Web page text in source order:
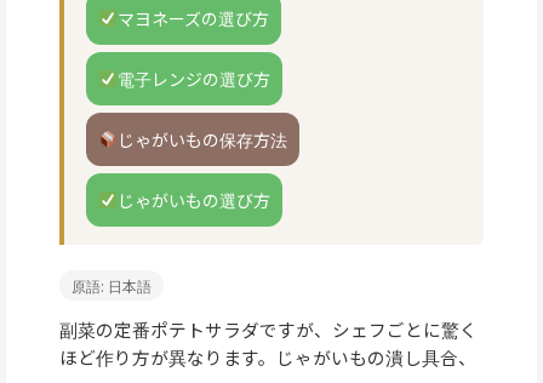
マヨネーズの選び方
電子レンジの選び方
じゃがいもの保存方法
じゃがいもの選び方
原語: 日本語
副菜の定番ポテトサラダですが、シェフごとに驚く
ほど作り方が異なります。じゃがいもの潰し具合、